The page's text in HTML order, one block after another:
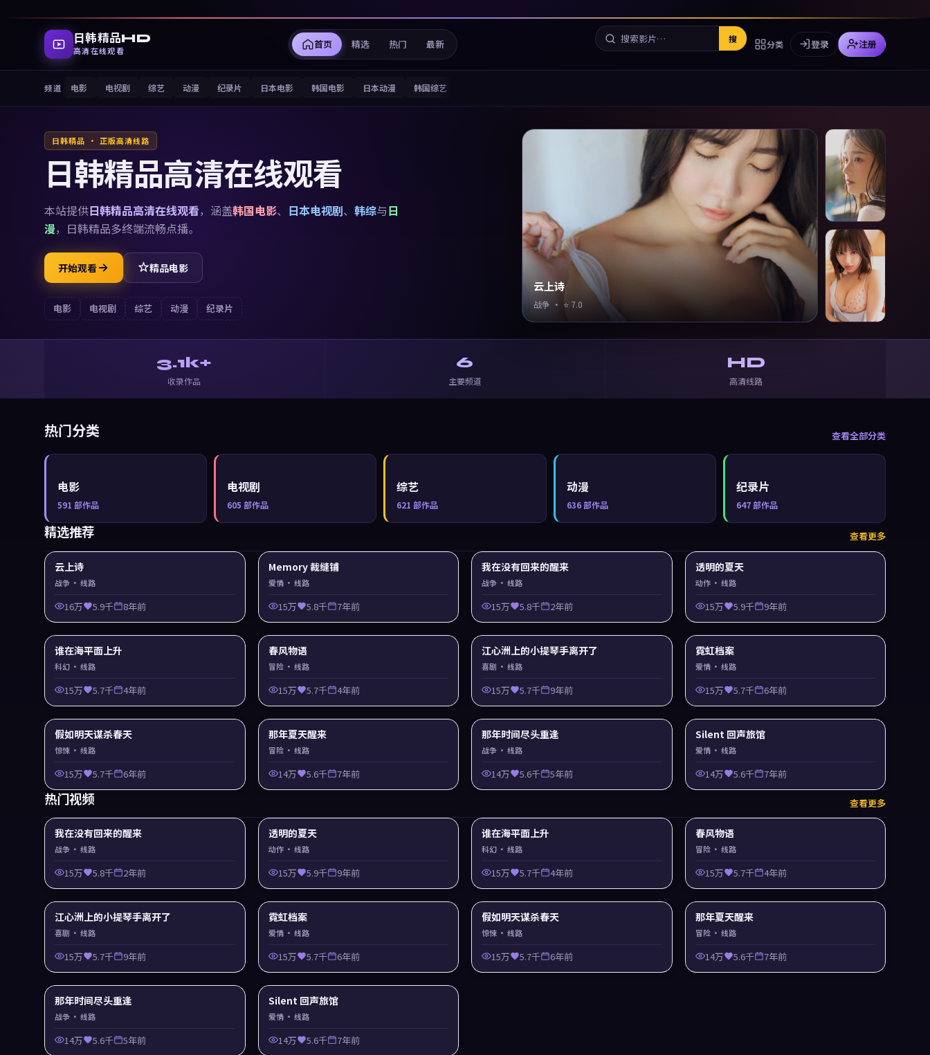
日韩精品HD
高清在线观看 首页 精选 热门 最新 搜 分类 登录 注册
频道 电影 电视剧 综艺 动漫 纪录片 日本电影 韩国电影 日本动漫 韩国综艺
日韩精品 · 正版高清线路
日韩精品高清在线观看
本站提供日韩精品高清在线观看，涵盖韩国电影、 日本电视剧、 韩综与日
漫， 日韩精品多终端流畅点播。
开始观看 精品电影
电影 电视剧 综艺 动漫 纪录片
云上诗
战争 · ⭐ 7.0
3.1k+
收录作品
6
主要频道
HD
高清线路
热门分类 查看全部分类
电影
591 部作品
电视剧
605 部作品
综艺
621 部作品
动漫
636部作品
纪录片
647部作品
精选推荐 查看更多
云上诗
战争 · 线路
16万 5.9千 8年前
Memory 裁缝铺
爱情· 线路
15万 5.8千 7年前
我在没有回来的醒来
战争 · 线路
15万 5.8千 2年前
透明的夏天
动作· 线路
15万 5.9千 9年前
谁在海平面上升
科幻 · 线路
15万 5.7千 4年前
春风物语
冒险· 线路
15万 5.7千 4年前
江心洲上的小提琴手离开了
喜剧 · 线路
15万 5.7千 9年前
霓虹档案
爱情· 线路
15万 5.7千 6年前
假如明天谋杀春天
惊悚 · 线路
15万 5.7千 6年前
那年夏天醒来
冒险· 线路
14万 5.6千 7年前
那年时间尽头重逢
战争 · 线路
14万 5.6千 5年前
Silent 回声旅馆
爱情· 线路
14万 5.6千 7年前
热门视频 查看更多
我在没有回来的醒来
战争 · 线路
15万 5.8千 2年前
透明的夏天
动作· 线路
15万 5.9千 9年前
谁在海平面上升
科幻 · 线路
15万 5.7千 4年前
春风物语
冒险· 线路
15万 5.7千 4年前
江心洲上的小提琴手离开了
喜剧 · 线路
15万 5.7千 9年前
霓虹档案
爱情· 线路
15万 5.7千 6年前
假如明天谋杀春天
惊悚 · 线路
15万 5.7千 6年前
那年夏天醒来
冒险· 线路
14万 5.6千 7年前
那年时间尽头重逢
战争 · 线路
14万 5.6千 5年前
Silent 回声旅馆
爱情· 线路
14万 5.6千 7年前